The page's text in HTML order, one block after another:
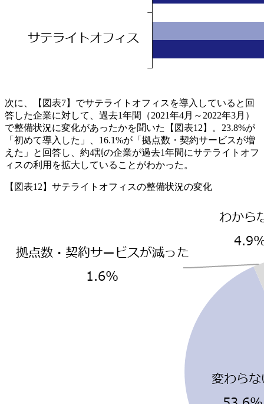
次に、【図表7】でサテライトオフィスを導入していると回
答した企業に対して、過去1年間（2021年4月～2022年3月）
で整備状況に変化があったかを聞いた【図表12】。23.8%が
「初めて導入した」、16.1%が「拠点数・契約サービスが増
えた」と回答し、約4割の企業が過去1年間にサテライトオフ
ィスの利用を拡大していることがわかった。
【図表12】サテライトオフィスの整備状況の変化